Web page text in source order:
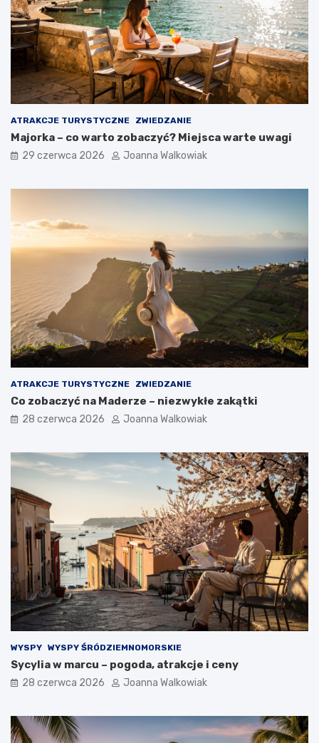
ATRAKCJE TURYSTYCZNE ZWIEDZANIE
Majorka – co warto zobaczyć? Miejsca warte uwagi
29 czerwca 2026 Joanna Walkowiak
ATRAKCJE TURYSTYCZNE ZWIEDZANIE
Co zobaczyć na Maderze – niezwykłe zakątki
28 czerwca 2026 Joanna Walkowiak
WYSPY WYSPY ŚRÓDZIEMNOMORSKIE
Sycylia w marcu – pogoda, atrakcje i ceny
28 czerwca 2026 Joanna Walkowiak